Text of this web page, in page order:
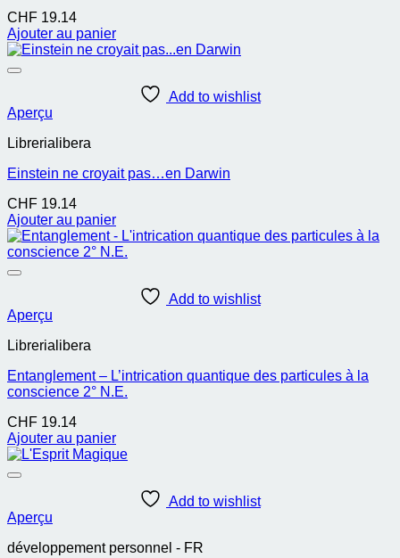
CHF 19.14
Ajouter au panier
Add to wishlist
Aperçu
Librerialibera
Einstein ne croyait pas…en Darwin
CHF 19.14
Ajouter au panier
Add to wishlist
Aperçu
Librerialibera
Entanglement – L’intrication quantique des particules à la
conscience 2° N.E.
CHF 19.14
Ajouter au panier
Add to wishlist
Aperçu
développement personnel - FR